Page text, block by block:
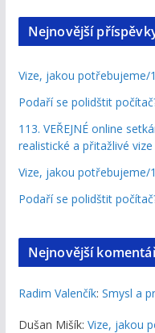
Nejnovější
Vize, jakou potřebujeme/
Podaří se polidštit
113. VEŘEJNÉ online
realistické a přitažlivé vize
Vize, jakou potřebujeme/
Podaří se polidštit
Nejnovější
Radim Valenčík: Smysl a
Dušan Mišík: Vize, jakou